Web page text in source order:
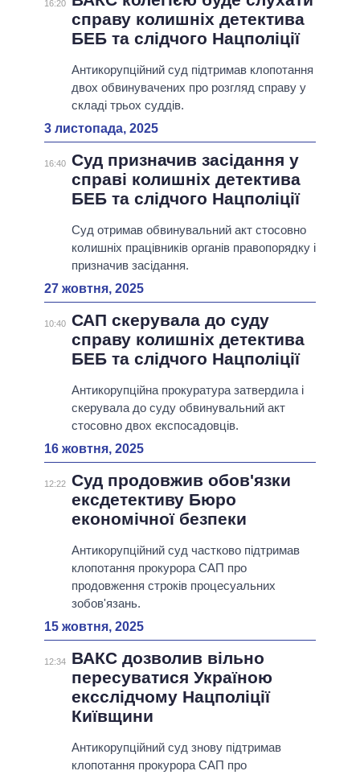
16:20
справу колишніх детектива
БЕБ та слідчого Нацполіції
Антикорупційний суд підтримав клопотання
двох обвинувачених про розгляд справу у
складі трьох суддів.
3 листопада, 2025
16:40 Суд призначив засідання у
справі колишніх детектива
БЕБ та слідчого Нацполіції
Суд отримав обвинувальний акт стосовно
колишніх працівників органів правопорядку і
призначив засідання.
27 жовтня, 2025
10:40 САП скерувала до суду
справу колишніх детектива
БЕБ та слідчого Нацполіції
Антикорупційна прокуратура затвердила і
скерувала до суду обвинувальний акт
стосовно двох експосадовців.
16 жовтня, 2025
12:22 Суд продовжив обов'язки
ексдетективу Бюро
економічної безпеки
Антикорупційний суд частково підтримав
клопотання прокурора САП про
продовження строків процесуальних
зобов'язань.
15 жовтня, 2025
12:34
ВАКС дозволив вільно
пересуватися Україною
ексслідчому Нацполіції
Київщини
Антикорупційний суд знову підтримав
клопотання прокурора САП про